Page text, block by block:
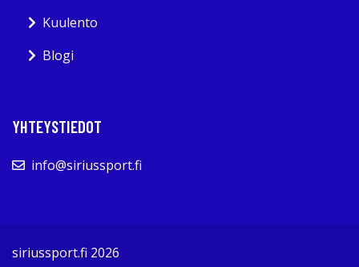
Kuulento
Blogi
YHTEYSTIEDOT
info@siriussport.fi
siriussport.fi 2026